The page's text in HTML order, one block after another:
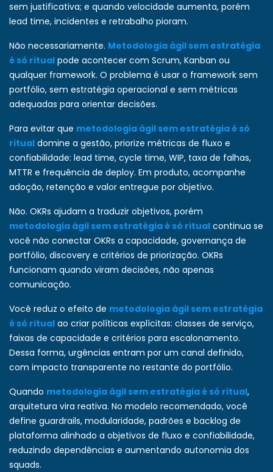
sem justificativa; e quando velocidade aumenta, porém
lead time, incidentes e retrabalho pioram.
Não necessariamente. Metodologia ágil sem estratégia
é só ritual pode acontecer com Scrum, Kanban ou
qualquer framework. O problema é usar o framework sem
portfólio, sem estratégia operacional e sem métricas
adequadas para orientar decisões.
Para evitar que metodologia ágil sem estratégia é só
ritual domine a gestão, priorize métricas de fluxo e
confiabilidade: lead time, cycle time, WIP, taxa de falhas,
MTTR e frequência de deploy. Em produto, acompanhe
adoção, retenção e valor entregue por objetivo.
Não. OKRs ajudam a traduzir objetivos, porém
metodologia ágil sem estratégia é só ritual continua se
você não conectar OKRs a capacidade, governança de
portfólio, discovery e critérios de priorização. OKRs
funcionam quando viram decisões, não apenas
comunicação.
Você reduz o efeito de metodologia ágil sem estratégia
é só ritual ao criar políticas explícitas: classes de serviço,
faixas de capacidade e critérios para escalonamento.
Dessa forma, urgências entram por um canal definido,
com impacto transparente no restante do portfólio.
Quando metodologia ágil sem estratégia é só ritual,
arquitetura vira reativa. No modelo recomendado, você
define guardrails, modularidade, padrões e backlog de
plataforma alinhado a objetivos de fluxo e confiabilidade,
reduzindo dependências e aumentando autonomia dos
squads.